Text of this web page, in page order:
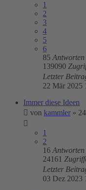
1
2
3
4
5
6
85 Antworten
139090
Letzter
22 Mär 2025
Immer diese Ideen
von kammler »
1
2
16 Antworten
24161
Letzter
03 Dez 2023